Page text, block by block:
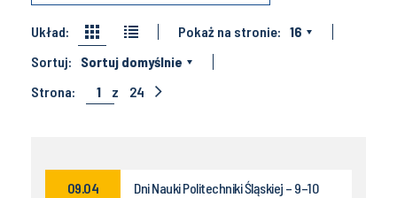
Układ: Pokaż na stronie: 16
Sortuj:
Sortuj domyślnie
Strona:
1 z 24
Dni Nauki Politechniki Śląskiej – 9–10
09.04